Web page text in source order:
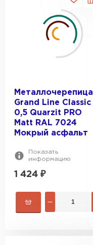
Металлочерепица
Grand Line Classic
0,5 Quarzit PRO
Matt RAL 7024
Мокрый асфальт
Показать
информацию
1 424 ₽